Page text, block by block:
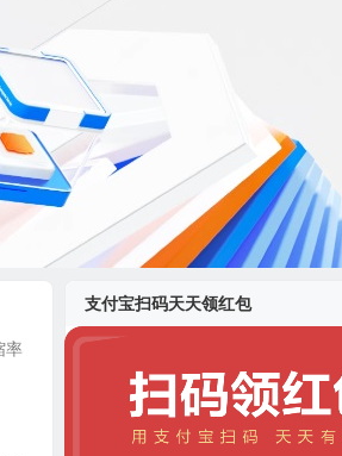
率
支付宝扫码天天领红包